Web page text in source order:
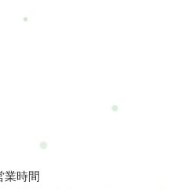
。※こちらでも上下の着替えを
後利用するかもって考えのあな
録をお勧めします(^^)住所：横浜
業時間